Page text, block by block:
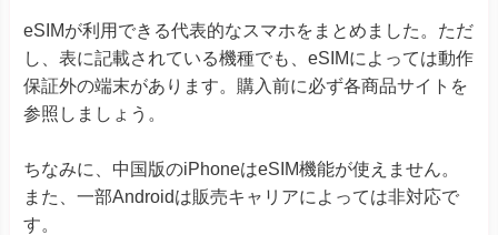
Xperia
Xperia Ace III
Xperia 5 IV
Xperia 10 IV Xperia 10 V
AQUOS R7
AQUOS sense8
eSIMが利用できる代表的なスマホをまとめました。ただ
し、表に記載されている機種でも、eSIMによっては動作
保証外の端末があります。購入前に必ず各商品サイトを
参照しましょう。
ちなみに、中国版のiPhoneはeSIM機能が使えません。
また、一部Androidは販売キャリアによっては非対応で
す。